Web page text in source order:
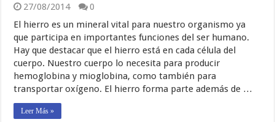
27/08/2014
0
El hierro es un mineral vital para nuestro organismo ya
que participa en importantes funciones del ser humano.
Hay que destacar que el hierro está en cada célula del
cuerpo. Nuestro cuerpo lo necesita para producir
hemoglobina y mioglobina, como también para
transportar oxígeno. El hierro forma parte además de …
Leer Más »